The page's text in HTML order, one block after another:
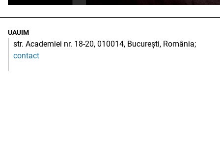
UAUIM
str. Academiei nr. 18-20, 010014, București, România;
contact